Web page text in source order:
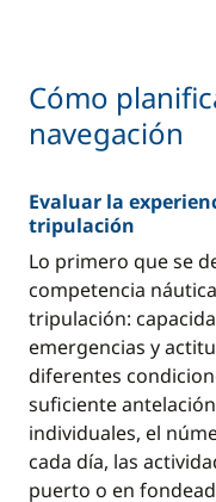
Cómo
navegación
Evaluar la
tripulación
Lo primero que se
competencia
tripulación:
emergencias y
diferentes
suficiente
individuales, el
cada día, las
puerto o en